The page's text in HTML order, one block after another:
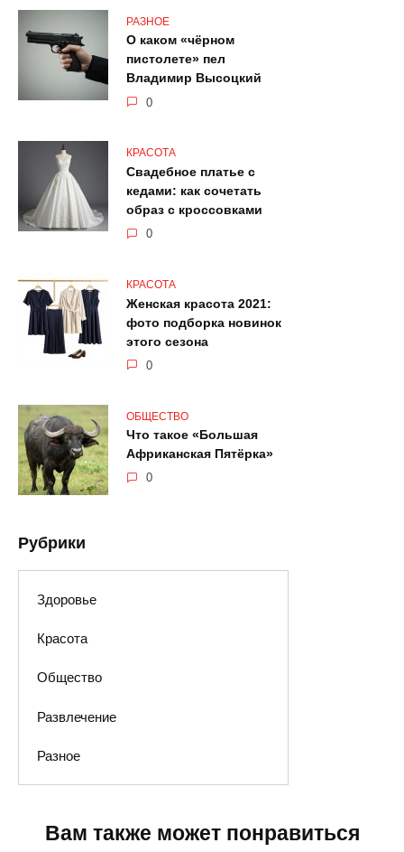
РАЗНОЕ
О каком «чёрном
пистолете» пел
Владимир Высоцкий
0
КРАСОТА
Свадебное платье с
кедами: как сочетать
образ с кроссовками
0
КРАСОТА
Женская красота 2021:
фото подборка новинок
этого сезона
0
ОБЩЕСТВО
Что такое «Большая
Африканская Пятёрка»
0
Рубрики
Здоровье
Красота
Общество
Развлечение
Разное
Вам также может понравиться